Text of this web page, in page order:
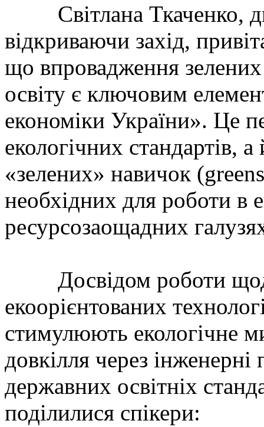
Світлана Ткаченко,
відкриваючи захід,
що впровадження
освіту є ключовим
економіки України». Це
екологічних стандартів,
«зелених» навичок
необхідних для роботи в
ресурсозаощадних
Досвідом роботи
екоорієнтованих
стимулюють екологічне
довкілля через інженерні
державних освітніх
поділилися спікери: